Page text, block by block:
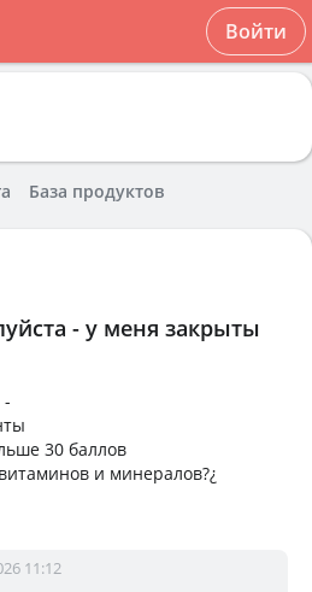
Войти
База продуктов
- у меня закрыты
-
30 баллов
и минералов?¿
11:12